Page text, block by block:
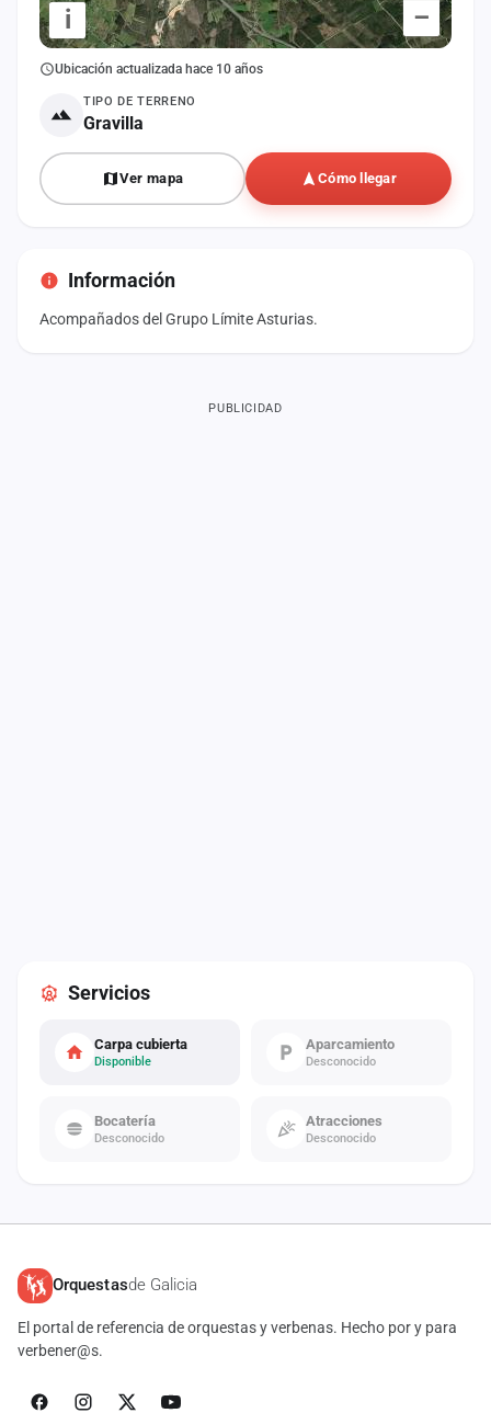
–
i
Ubicación actualizada hace 10 años
TIPO DE TERRENO
Gravilla
Ver mapa Cómo llegar
Información
Acompañados del Grupo Límite Asturias.
Servicios
Carpa cubierta
Disponible
Aparcamiento
Desconocido
Bocatería
Desconocido
Atracciones
Desconocido
PUBLICIDAD
Orquestasde Galicia
El portal de referencia de orquestas y verbenas. Hecho por y para
verbener@s.